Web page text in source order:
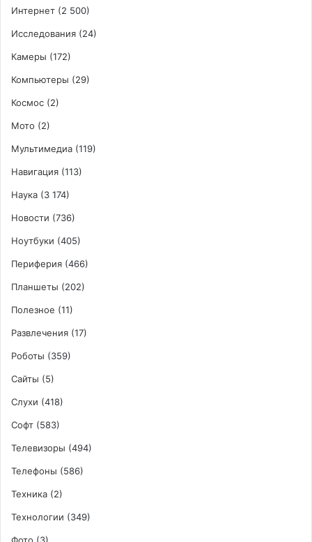
Интернет (2 500)
Исследования (24)
Камеры (172)
Компьютеры (29)
Космос (2)
Мото (2)
Мультимедиа (119)
Навигация (113)
Наука (3 174)
Новости (736)
Ноутбуки (405)
Периферия (466)
Планшеты (202)
Полезное (11)
Развлечения (17)
Роботы (359)
Сайты (5)
Слухи (418)
Софт (583)
Телевизоры (494)
Телефоны (586)
Техника (2)
Технологии (349)